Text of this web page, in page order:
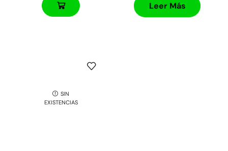
Leer Más
SIN
EXISTENCIAS